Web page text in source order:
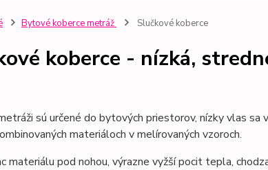
Bytové koberce metráž Slučkové koberce
koberce - nízká,
sú určené do bytových priestorov, nízky vlas
materiáloch v melírovaných vzoroch.
materiálu pod nohou, výrazne vyžší pocit tepla,